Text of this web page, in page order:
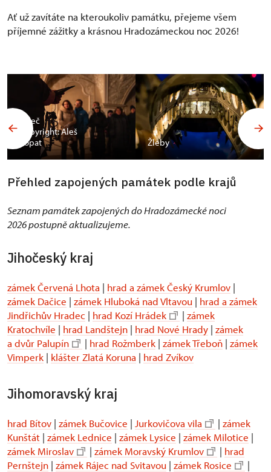
Ať už zavítáte na kteroukoliv památku, přejeme všem
příjemné zážitky a krásnou Hradozámeckou noc 2026!
Valeč
Copyright: Aleš
Vopat
Žleby
Přehled zapojených památek podle krajů
Seznam památek zapojených do Hradozámecké noci
2026 postupně aktualizujeme.
Jihočeský kraj
zámek Červená Lhota | hrad a zámek Český Krumlov |
zámek Dačice | zámek Hluboká nad Vltavou | hrad a zámek
Jindřichův Hradec | hrad Kozí Hrádek | zámek
Kratochvíle | hrad Landštejn | hrad Nové Hrady | zámek
a dvůr Palupín
| hrad Rožmberk | zámek Třeboň | zámek
Vimperk | klášter Zlatá Koruna | hrad Zvíkov
Jihomoravský kraj
hrad Bítov | zámek Bučovice | Jurkovičova vila | zámek
Kunštát | zámek Lednice | zámek Lysice | zámek Milotice |
zámek Miroslav
| zámek Moravský Krumlov | hrad
Pernštejn | zámek Rájec nad Svitavou | zámek Rosice |